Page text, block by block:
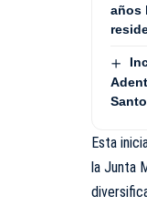
años
Esta
la Junta